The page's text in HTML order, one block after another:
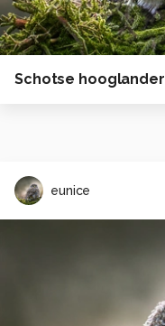
Schotse hooglander
eunice